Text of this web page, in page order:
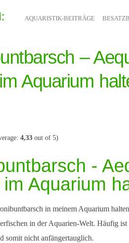
AQUARISTIK-BEITRÄGE
–
Aquarium
4,33 out of 5)
-
Aquarium
in meinem Aquarium
in der Aquarien-Welt. Häufig
somit nicht anfängertauglich.